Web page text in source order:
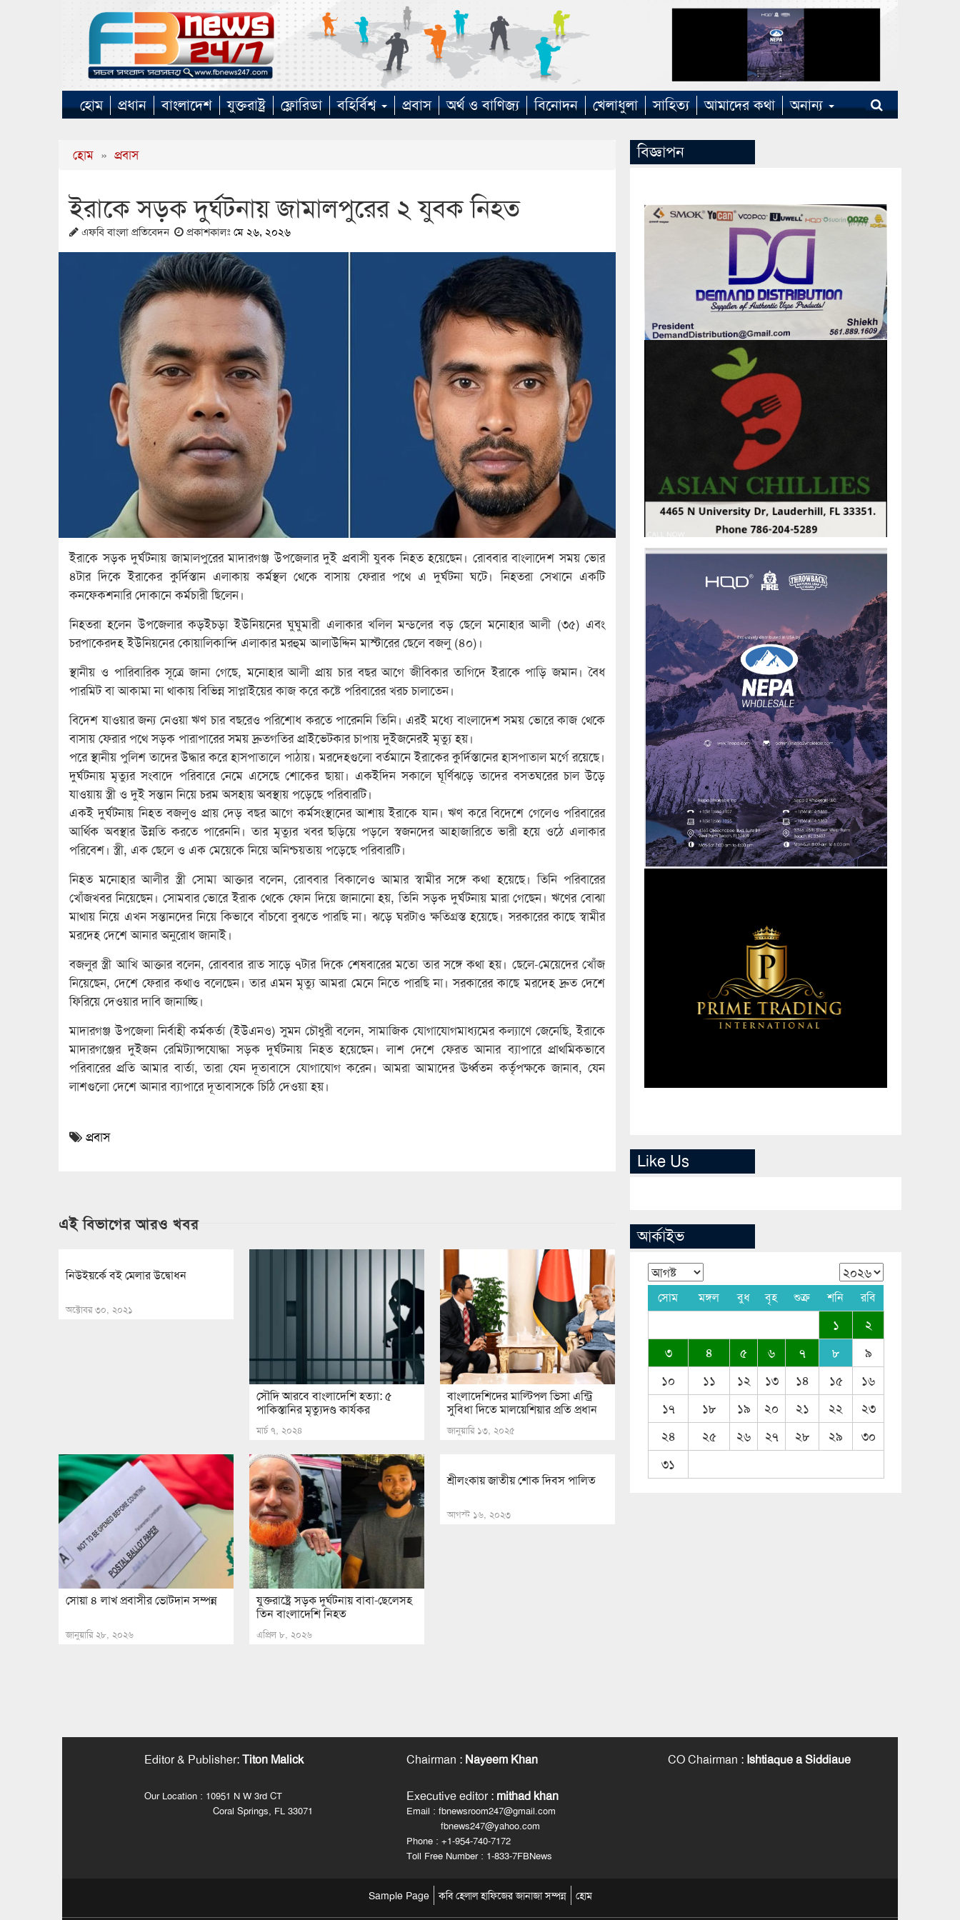
হোম প্রধান বাংলাদেশ যুক্তরাষ্ট্র ফ্লোরিডা বহির্বিশ্ব প্রবাস অর্থ ও বাণিজ্য বিনোদন খেলাধুলা সাহিত্য আমাদের কথা অনান্য
হোম » প্রবাস
ইরাকে সড়ক দুর্ঘটনায় জামালপুরের ২ যুবক নিহত
এফবি বাংলা প্রতিবেদন প্রকাশকালঃ মে ২৬, ২০২৬
ইরাকে সড়ক দুর্ঘটনায় জামালপুরের মাদারগঞ্জ উপজেলার দুই প্রবাসী যুবক নিহত হয়েছেন। রোববার বাংলাদেশ সময় ভোর
৪টার দিকে ইরাকের কুর্দিস্তান এলাকায় কর্মস্থল থেকে বাসায় ফেরার পথে এ দুর্ঘটনা ঘটে। নিহতরা সেখানে একটি
কনফেকশনারি দোকানে কর্মচারী ছিলেন।
নিহতরা হলেন উপজেলার কড়ইচড়া ইউনিয়নের ঘুঘুমারী এলাকার খলিল মন্ডলের বড় ছেলে মনোহার আলী (৩৫) এবং
চরপাকেরদহ ইউনিয়নের কোয়ালিকান্দি এলাকার মরহুম আলাউদ্দিন মাস্টারের ছেলে বজলু (৪০)।
স্থানীয় ও পারিবারিক সূত্রে জানা গেছে, মনোহার আলী প্রায় চার বছর আগে জীবিকার তাগিদে ইরাকে পাড়ি জমান। বৈধ
পারমিট বা আকামা না থাকায় বিভিন্ন সাপ্লাইয়ের কাজ করে কষ্টে পরিবারের খরচ চালাতেন।
বিদেশ যাওয়ার জন্য নেওয়া ঋণ চার বছরেও পরিশোধ করতে পারেননি তিনি। এরই মধ্যে বাংলাদেশ সময় ভোরে কাজ থেকে
বাসায় ফেরার পথে সড়ক পারাপারের সময় দ্রুতগতির প্রাইভেটকার চাপায় দুইজনেরই মৃত্যু হয়।
পরে স্থানীয় পুলিশ তাদের উদ্ধার করে হাসপাতালে পাঠায়। মরদেহগুলো বর্তমানে ইরাকের কুর্দিস্তানের হাসপাতাল মর্গে রয়েছে।
দুর্ঘটনায় মৃত্যুর সংবাদে পরিবারে নেমে এসেছে শোকের ছায়া। একইদিন সকালে ঘূর্ণিঝড়ে তাদের বসতঘরের চাল উড়ে
যাওয়ায় স্ত্রী ও দুই সন্তান নিয়ে চরম অসহায় অবস্থায় পড়েছে পরিবারটি।
একই দুর্ঘটনায় নিহত বজলুও প্রায় দেড় বছর আগে কর্মসংস্থানের আশায় ইরাকে যান। ঋণ করে বিদেশে গেলেও পরিবারের
আর্থিক অবস্থার উন্নতি করতে পারেননি। তার মৃত্যুর খবর ছড়িয়ে পড়লে স্বজনদের আহাজারিতে ভারী হয়ে ওঠে এলাকার
পরিবেশ। স্ত্রী, এক ছেলে ও এক মেয়েকে নিয়ে অনিশ্চয়তায় পড়েছে পরিবারটি।
নিহত মনোহার আলীর স্ত্রী সোমা আক্তার বলেন, রোববার বিকালেও আমার স্বামীর সঙ্গে কথা হয়েছে। তিনি পরিবারের
খোঁজখবর নিয়েছেন। সোমবার ভোরে ইরাক থেকে ফোন দিয়ে জানানো হয়, তিনি সড়ক দুর্ঘটনায় মারা গেছেন। ঋণের বোঝা
মাথায় নিয়ে এখন সন্তানদের নিয়ে কিভাবে বাঁচবো বুঝতে পারছি না। ঝড়ে ঘরটাও ক্ষতিগ্রস্ত হয়েছে। সরকারের কাছে স্বামীর
মরদেহ দেশে আনার অনুরোধ জানাই।
বজলুর স্ত্রী আখি আক্তার বলেন, রোববার রাত সাড়ে ৭টার দিকে শেষবারের মতো তার সঙ্গে কথা হয়। ছেলে-মেয়েদের খোঁজ
নিয়েছেন, দেশে ফেরার কথাও বলেছেন। তার এমন মৃত্যু আমরা মেনে নিতে পারছি না। সরকারের কাছে মরদেহ দ্রুত দেশে
ফিরিয়ে দেওয়ার দাবি জানাচ্ছি।
মাদারগঞ্জ উপজেলা নির্বাহী কর্মকর্তা (ইউএনও) সুমন চৌধুরী বলেন, সামাজিক যোগাযোগমাধ্যমের কল্যাণে জেনেছি, ইরাকে
মাদারগঞ্জের দুইজন রেমিট্যান্সযোদ্ধা সড়ক দুর্ঘটনায় নিহত হয়েছেন। লাশ দেশে ফেরত আনার ব্যাপারে প্রাথমিকভাবে
পরিবারের প্রতি আমার বার্তা, তারা যেন দূতাবাসে যোগাযোগ করেন। আমরা আমাদের ঊর্ধ্বতন কর্তৃপক্ষকে জানাব, যেন
লাশগুলো দেশে আনার ব্যাপারে দূতাবাসকে চিঠি দেওয়া হয়।
প্রবাস
এই বিভাগের আরও খবর
নিউইয়র্কে বই মেলার উদ্বোধন
অক্টোবর ৩০, ২০২১
সৌদি আরবে বাংলাদেশি হত্যা: ৫
পাকিস্তানির মৃত্যুদণ্ড কার্যকর
মার্চ ৭, ২০২৪
বাংলাদেশিদের মাল্টিপল ভিসা এন্ট্রি
সুবিধা দিতে মালয়েশিয়ার প্রতি প্রধান
জানুয়ারি ১৩, ২০২৫
সোয়া ৪ লাখ প্রবাসীর ভোটদান সম্পন্ন
জানুয়ারি ২৮, ২০২৬
যুক্তরাষ্ট্রে সড়ক দুর্ঘটনায় বাবা-ছেলেসহ
তিন বাংলাদেশি নিহত
এপ্রিল ৮, ২০২৬
শ্রীলংকায় জাতীয় শোক দিবস পালিত
আগস্ট ১৬, ২০২৩
বিজ্ঞাপন
Like Us
আর্কাইভ
সোম মঙ্গল বুধ বৃহ শুক্র শনি রবি
১
২
৩
৪ ৫ ৬ ৭ ৮
৯
১০
১১ ১২ ১৩ ১৪ ১৫
১৬
১৭
১৮ ১৯ ২০ ২১ ২২
২৩
২৪
২৫ ২৬ ২৭ ২৮ ২৯
৩০
৩১
Editor & Publisher:Titon Malick Chairman : Nayeem Khan CO Chairman : Ishtiaque a Siddiaue
Our Location : 10951 N W 3rd CT
Coral Springs, FL 33071
Executive editor: mithad khan
Email : fbnewsroom247@gmail.com
fbnews247@yahoo.com
Phone : +1-954-740-7172
Toll Free Number : 1-833-7FBNews
Sample Page কবি হেলাল হাফিজের জানাজা সম্পন্ন হোম